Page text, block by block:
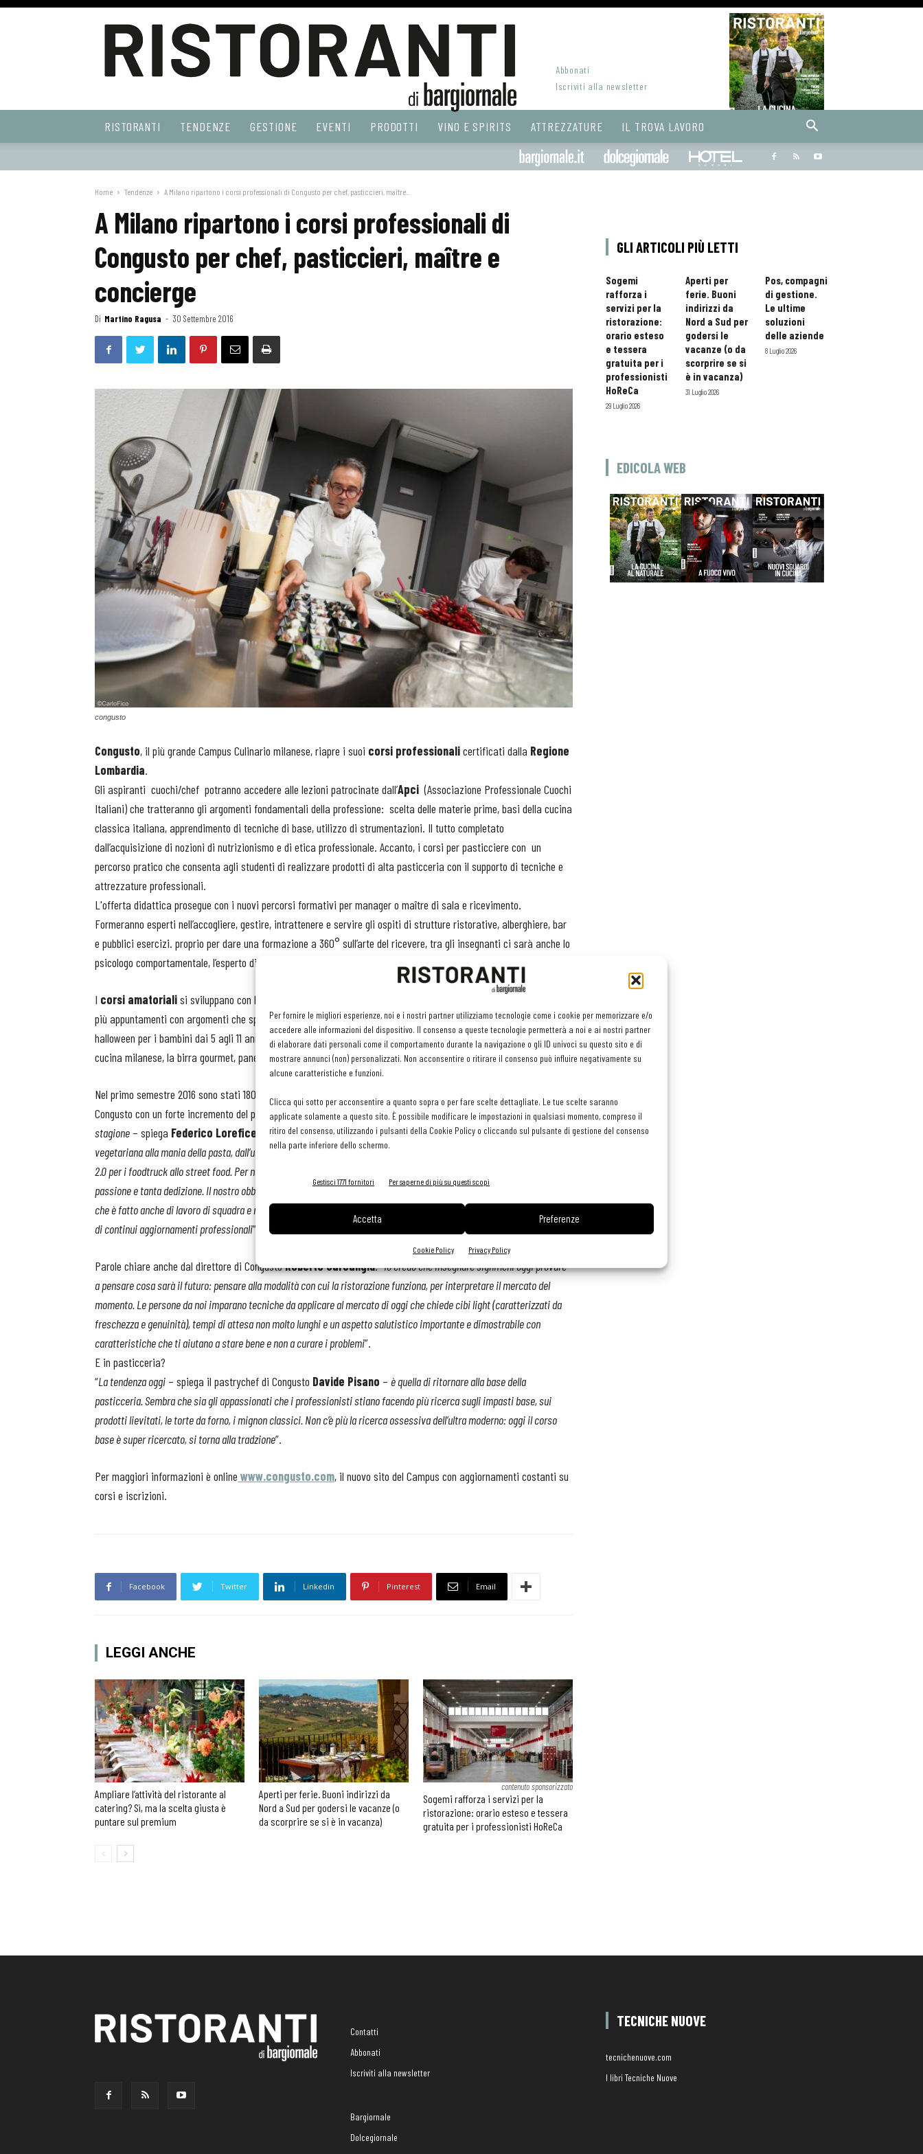
Per fornire le migliori esperienze, noi e i nostri partner utilizziamo tecnologie come i cookie per memorizzare e/o
accedere alle informazioni del dispositivo. Il consenso a queste tecnologie permetterà a noi e ai nostri partner
di elaborare dati personali come il comportamento durante la navigazione o gli ID univoci su questo sito e di
mostrare annunci (non) personalizzati. Non acconsentire o ritirare il consenso può influire negativamente su
alcune caratteristiche e funzioni.
Clicca qui sotto per acconsentire a quanto sopra o per fare scelte dettagliate. Le tue scelte saranno
applicate solamente a questo sito. È possibile modificare le impostazioni in qualsiasi momento, compreso il
ritiro del consenso, utilizzando i pulsanti della Cookie Policy o cliccando sul pulsante di gestione del consenso
nella parte inferiore dello schermo.
Gestisci 1771 fornitori Per saperne di più su questi scopi
Accetta Preferenze
Cookie Policy Privacy Policy
Web
Abbonati
Iscriviti alla newsletter
RISTORANTI TENDENZE GESTIONE EVENTI PRODOTTI VINO E SPIRITS ATTREZZATURE IL TROVA LAVORO
Bargiornale dolcegiornale
Home Tendenze A Milano ripartono i corsi professionali di Congusto per chef, pasticcieri, maître...
A Milano ripartono i corsi professionali di
Congusto per chef, pasticcieri, maître e
concierge
Di Martino Ragusa - 30 Settembre 2016
congusto
Congusto, il più grande Campus Culinario milanese, riapre i suoi corsi professionalicertificati dalla Regione
Lombardia.
Gli aspiranti cuochi/chef potranno accedere alle lezioni patrocinate dall’Apci (Associazione Professionale Cuochi
Italiani) che tratteranno gli argomenti fondamentali della professione: scelta delle materie prime, basi della cucina
classica italiana, apprendimento di tecniche di base, utilizzo di strumentazioni. Il tutto completato
dall’acquisizione di nozioni di nutrizionismo e di etica professionale. Accanto, i corsi per pasticciere con un
percorso pratico che consenta agli studenti di realizzare prodotti di alta pasticceria con il supporto di tecniche e
attrezzature professionali.
L'offerta didattica prosegue con i nuovi percorsi formativi per manager o maître di sala e ricevimento.
Formeranno esperti nell’accogliere, gestire, intrattenere e servire gli ospiti di strutture ristorative, alberghiere, bar
e pubblici esercizi. proprio per dare una formazione a 360° sull’arte del ricevere, tra gli insegnanti ci sarà anche lo
psicologo comportamentale, l’esperto di look, il sommelier e l’esperta di bon ton
I corsi amatorialisi sviluppano con lezioni tematiche, approfondimenti di tecniche base, lezioni uniche e corsi di
più appuntamenti con argomenti che spaziano dai piatti unici vegetariani ai cibi da strada, dalla lezione happy
halloween per i bambini dai 5 agli 11 anni a quella dedicata alle torte da credenza. E ancora il brunch di coppia, la
cucina milanese, la birra gourmet, pane e focacce, la pizza, la pasticceria base, la cucina classica, il Natale.
Nel primo semestre 2016 sono stati 1800 gli allievi (tra professionali e amatoriali) che hanno frequentato i corsi
Congusto con un forte incremento del pubblico maschile che ha raggiunto il 65% delle utenze. “I trend della nuova
stagione – spiega Federico Lorefice , fondatore di Congusto –sono vari e vanno dall’evoluzione della cucina
vegetariana alla mania della pasta, dall’uso di prodotti fermentati in cucina ai nuovi tagli per pesce e carne, dalla cucina
2.0 per i foodtruck allo street food. Per noi la formazione è tutto: i nostri chef insegnano un mestiere nobile fatto di
passione e tanta dedizione. Il nostro obbiettivo con la Regione Lombardia è quello di creare competenze per un mestiere
che è fatto anche di lavoro di squadra e non solo di solisti. Un mestiere ricco di sfaccettature, che però necessità anche
di continui aggiornamenti professionali”.
Parole chiare anche dal direttore di CongustoRoberto Carcangiu: “Io credo che insegnare significhi oggi provare
a pensare cosa sarà il futuro: pensare alla modalità con cui la ristorazione funziona, per interpretare il mercato del
momento. Le persone da noi imparano tecniche da applicare al mercato di oggi che chiede cibi light (caratterizzati da
freschezza e genuinità), tempi di attesa non molto lunghi e un aspetto salutistico importante e dimostrabile con
caratteristiche che ti aiutano a stare bene e non a curare i problemi”.
E in pasticceria?
“La tendenza oggi – spiega il pastrychef di Congusto Davide Pisano – è quella di ritornare alla base della
pasticceria. Sembra che sia gli appassionati che i professionisti stiano facendo più ricerca sugli impasti base, sui
prodotti lievitati, le torte da forno, i mignon classici. Non c’è più la ricerca ossessiva dell’ultra moderno: oggi il corso
base è super ricercato, si torna alla tradzione”.
Per maggiori informazioni è online www.congusto.com, il nuovo sito del Campus con aggiornamenti costanti su
corsi e iscrizioni.
Facebook Twitter Linkedin Pinterest Email
LEGGI ANCHE
Ampliare l’attività del ristorante al
catering? Sì, ma la scelta giusta è
puntare sul premium
Aperti per ferie. Buoni indirizzi da
Nord a Sud per godersi le vacanze (o
da scorprire se si è in vacanza)
contenuto sponsorizzato
Sogemi rafforza i servizi per la
ristorazione: orario esteso e tessera
gratuita per i professionisti HoReCa
GLI ARTICOLI PIÙ LETTI
Sogemi
rafforza i
servizi per la
ristorazione:
orario esteso
e tessera
gratuita per i
professionisti
HoReCa
29 Luglio 2026
Aperti per
ferie. Buoni
indirizzi da
Nord a Sud per
godersi le
vacanze (o da
scorprire se si
è in vacanza)
31 Luglio 2026
Pos, compagni
di gestione.
Le ultime
soluzioni
delle aziende
8 Luglio 2026
EDICOLA WEB
Contatti
Abbonati
Iscriviti alla newsletter
Bargiornale
Dolcegiornale
TECNICHE NUOVE
tecnichenuove.com
I libri Tecniche Nuove